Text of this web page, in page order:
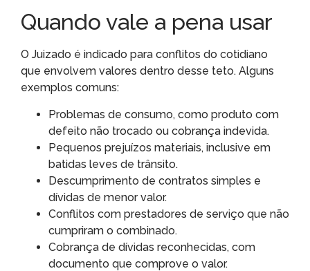
Quando vale a pena usar
O Juizado é indicado para conflitos do cotidiano
que envolvem valores dentro desse teto. Alguns
exemplos comuns:
Problemas de consumo, como produto com
defeito não trocado ou cobrança indevida.
Pequenos prejuízos materiais, inclusive em
batidas leves de trânsito.
Descumprimento de contratos simples e
dívidas de menor valor.
Conflitos com prestadores de serviço que não
cumpriram o combinado.
Cobrança de dívidas reconhecidas, com
documento que comprove o valor.